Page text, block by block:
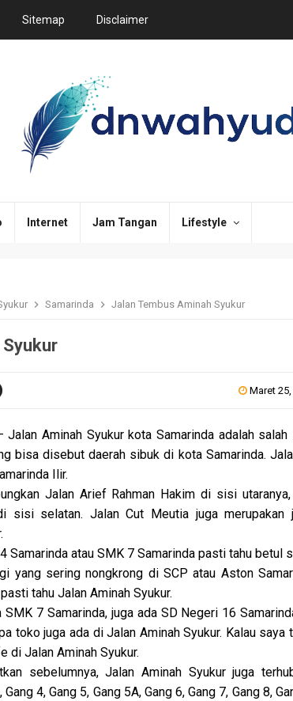
Sitemap Disclaimer
Internet Jam Tangan Lifestyle
Samarinda Jalan Tembus Aminah Syukur
Maret 25,
Jalan Aminah Syukur kota Samarinda adalah salah
bisa disebut daerah sibuk di kota Samarinda.
Ilir.
Jalan Arief Rahman Hakim di sisi
sisi selatan. Jalan Cut Meutia juga merupakan
Samarinda atau SMK 7 Samarinda pasti tahu betul
yang sering nongkrong di SCP atau Aston
tahu Jalan Aminah Syukur.
7 Samarinda, juga ada SD Negeri 16
toko juga ada di Jalan Aminah Syukur. Kalau saya
di Jalan Aminah Syukur.
sebelumnya, Jalan Aminah Syukur juga
4, Gang 5, Gang 5A, Gang 6, Gang 7, Gang 8,